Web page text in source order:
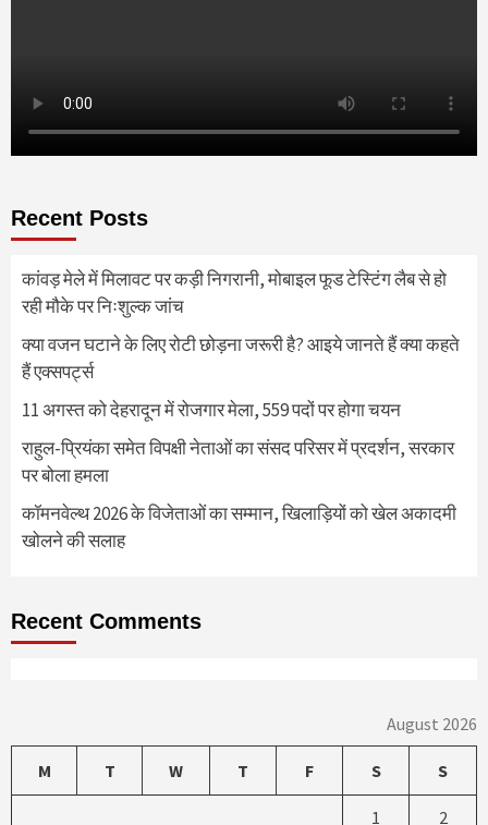
Recent Posts
कांवड़ मेले में मिलावट पर कड़ी निगरानी, मोबाइल फूड टेस्टिंग लैब से हो
रही मौके पर निःशुल्क जांच
क्या वजन घटाने के लिए रोटी छोड़ना जरूरी है? आइये जानते हैं क्या कहते
हैं एक्सपर्ट्स
11 अगस्त को देहरादून में रोजगार मेला, 559 पदों पर होगा चयन
राहुल-प्रियंका समेत विपक्षी नेताओं का संसद परिसर में प्रदर्शन, सरकार
पर बोला हमला
कॉमनवेल्थ 2026 के विजेताओं का सम्मान, खिलाड़ियों को खेल अकादमी
खोलने की सलाह
Recent Comments
August 2026
M T W T F S S
1 2